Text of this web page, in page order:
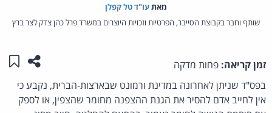
מאת‏עו"ד טל קפלן
שותף וחבר בקבוצת הסייבר, הפרטיות וזכויות היוצרים במשרד פרל כהן צדק לצר ברץ
זמן קריאה: פחות מדקה שתפו
בפס"ד שניתן לאחרונה במדינת ורמונט שבארצות-הברית, נקבע כי
אין לחייב אדם להסיר את הגנת ההצפנה מחומר שהצפין, או לספק